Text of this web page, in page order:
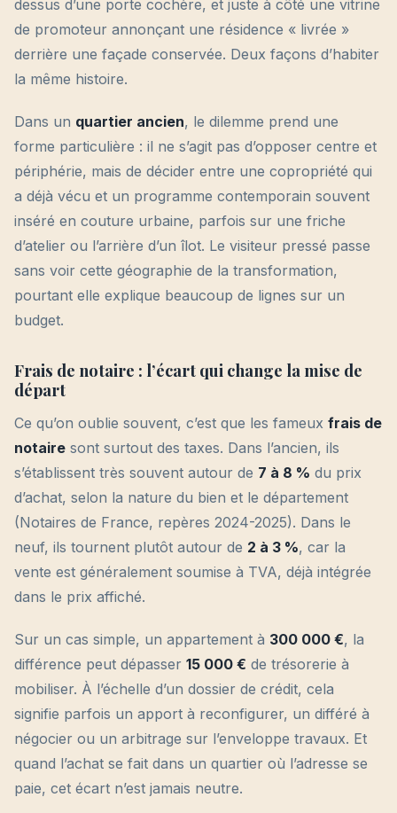
dessus d’une porte cochère, et juste à côté une vitrine
de promoteur annonçant une résidence « livrée »
derrière une façade conservée. Deux façons d’habiter
la même histoire.
Dans un quartier ancien, le dilemme prend une
forme particulière : il ne s’agit pas d’opposer centre et
périphérie, mais de décider entre une copropriété qui
a déjà vécu et un programme contemporain souvent
inséré en couture urbaine, parfois sur une friche
d’atelier ou l’arrière d’un îlot. Le visiteur pressé passe
sans voir cette géographie de la transformation,
pourtant elle explique beaucoup de lignes sur un
budget.
Frais de notaire : l’écart qui change la mise de
départ
Ce qu’on oublie souvent, c’est que les fameux frais de
notaire sont surtout des taxes. Dans l’ancien, ils
s’établissent très souvent autour de 7 à 8 % du prix
d’achat, selon la nature du bien et le département
(Notaires de France, repères 2024-2025). Dans le
neuf, ils tournent plutôt autour de 2 à 3 %, car la
vente est généralement soumise à TVA, déjà intégrée
dans le prix affiché.
Sur un cas simple, un appartement à 300 000 €, la
différence peut dépasser 15 000 € de trésorerie à
mobiliser. À l’échelle d’un dossier de crédit, cela
signifie parfois un apport à reconfigurer, un différé à
négocier ou un arbitrage sur l’enveloppe travaux. Et
quand l’achat se fait dans un quartier où l’adresse se
paie, cet écart n’est jamais neutre.